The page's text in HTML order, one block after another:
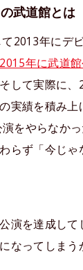
武道館とは
て2013年にデ
年に武道
して実際に
実績を積み
をやらなか
らず「今じ
演を達成して
なってしまう